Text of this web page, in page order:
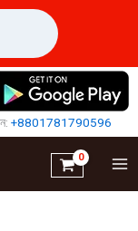
+8801781790596